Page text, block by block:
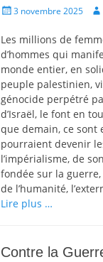
Écrit3 novembre 2025
Les millions de
d’hommes qui
monde entier, en
peuple palestinien,
génocide perpétré
d’Israël, le font en
que demain, ce sont
pourraient devenir
l’impérialisme, de
fondée sur la
de l’humanité,
Lire plus …
Contre la